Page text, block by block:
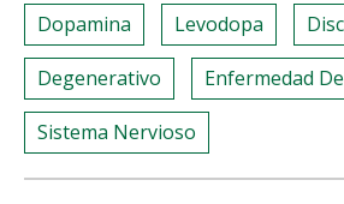
Dopamina Levodopa
Degenerativo Enfermedad
Sistema Nervioso